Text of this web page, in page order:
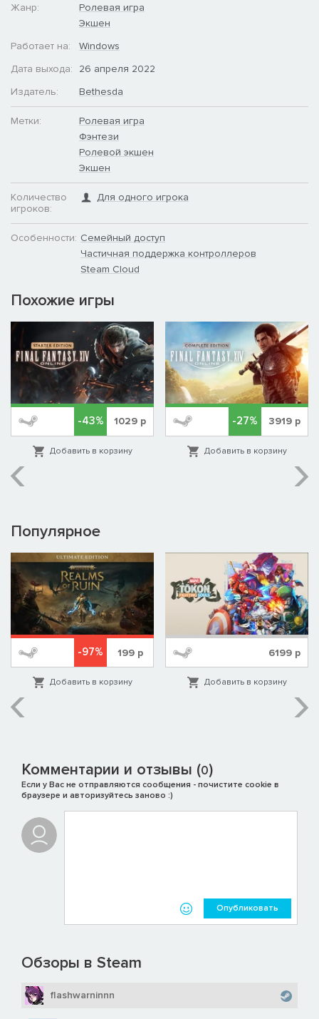
Жанр:
Ролевая игра
Экшен
Работает на:
Windows
Дата выхода:
26 апреля 2022
Издатель:
Bethesda
Метки:
Ролевая игра
Фэнтези
Ролевой экшен
Экшен
Количество
игроков:
Для одного игрока
Особенности: Семейный доступ
Частичная поддержка контроллеров
Steam Cloud
Похожие игры
-43% 1029 р
Добавить в корзину
-27% 3919 р
Добавить в корзину
Популярное
-97% 199р
Добавить в корзину
6199 р
Добавить в корзину
Комментарии и отзывы (0)
Если у Вас не отправляются сообщения - почистите cookie в
браузере и авторизуйтесь заново :)
Опубликовать
Обзоры в Steam
flashwarninnn